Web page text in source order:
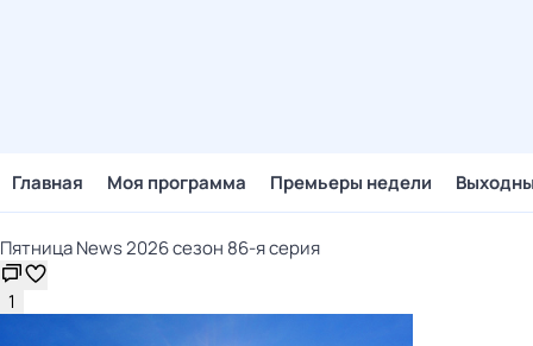
Главная Моя программа Премьеры недели
Пятница News 2026 сезон 86-я серия
1